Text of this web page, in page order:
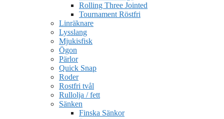
Rolling Three Jointed
Tournament Röstfri
Linräknare
Lysslang
Mjukisfisk
Ögon
Pärlor
Quick Snap
Roder
Rostfri tvål
Rullolja / fett
Sänken
Finska Sänkor